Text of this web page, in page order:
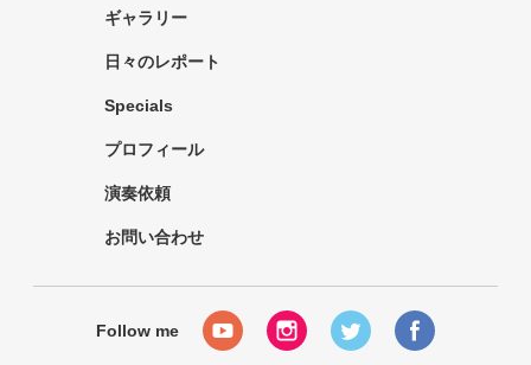
ギャラリー
日々のレポート
Specials
プロフィール
演奏依頼
お問い合わせ